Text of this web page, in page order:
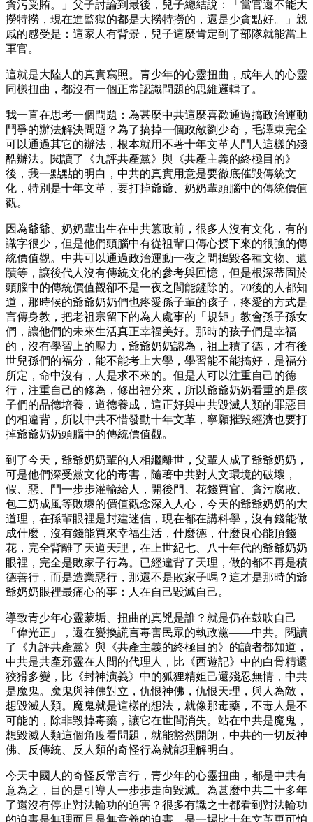
貪污受賄。」父子討論到最後，兒子總結說：「當官還不能大
撈特撈，現在進監獄的都是大撈特撈的，還是少貪點好。」親
戚的感受是：這家人有背景，兒子這麼肯定到了部隊就能當上
軍官。
這就是大陸人的真實寫照。青少年的心靈扭曲，成年人的心靈
同樣扭曲，都沒有一個正常認識問題的思維邏輯了。
我一直在思考一個問題：為甚麼中共這麼喜歡通過搞政治運動
鬥爭的辦法解決問題？為了搞掉一個政敵劉少奇，毛澤東完全
可以通過其它的辦法，根本就用不著十年文革人鬥人這樣的殘
酷辦法。閱讀了《九評共產黨》與《共產主義的終極目的》
後，我一點點的明白，中共的真實用意是要徹底催毀傳統文
化，特別是十年文革，要打掉爺爺、奶奶輩頭腦中的傳統價值
觀。
因為爺爺、奶奶輩出生在中共篡政前，很多人沒有文化，有的
識字很少，但是他們頭腦中有從祖輩口傳心授下來的很強的傳
統價值觀。中共可以通過政治運動一夜之間搗毀各種文物、遺
蹟等，讓後代人沒有傳統文化的參考與回憶，但是根深蒂固於
頭腦中的傳統價值觀卻不是一夜之間能鏟除的。70後的人都知
道，那時候的爺爺奶奶們也疼愛孫子輩的孩子，疼愛的方式是
言傳身教，把老祖宗留下的為人處事的「規矩」教會孫子孫女
們，讓他們的未來生活真正幸福美好。那時的孩子們是幸福
的，沒有學習上的壓力，爺爺奶奶認為，祖上積了德，才有後
世兒孫們的福分，能不能考上大學，學習能不能搞好，是福分
所定，命中沒有，人是求不來的。但是人可以注重自己的德
行，注重自己的修為，修出福分來，所以爺爺奶奶看重的是孩
子們的品德培養，道德養成，這正好與中共毀滅人類的罪惡目
的相違背，所以中共不惜發動十年文革，寧願摧毀經濟也要打
掉爺爺奶奶頭腦中的傳統價值觀。
到了今天，爺爺奶奶輩的人相繼離世，父輩人成了爺爺奶奶，
可是他們深受黨文化的毒害，隨著中共對人文環境的破壞，
假、惡、鬥一步步灌輸給人，開後門、花錢買官、貪污腐敗、
包二奶成風等敗壞的價值觀念深入人心，今天的爺爺奶奶的大
道理，在孫輩眼裡是封建迷信，現在都在講科學，沒有錢能做
成什麼，沒有錢能買來幸福生活，什麼德，什麼良心能頂錢
花，完全背離了天道天理，在上世紀七、八十年代的爺爺奶奶
眼裡，完全是敗家子行為。已經違背了天理，做的都不再是積
德善行，而是造業惡行，那還不是敗家子嗎？這才是那時的爺
爺奶奶眼裡最痛心的事：人在自己毀滅自己。
導致青少年心靈蒙垢、扭曲的真兇是誰？就是仍在鼓吹自己
「偉光正」，還在變換謊言毒害民眾的執政黨——中共。閱讀
了《九評共產黨》與《共產主義的終極目的》的讀者都知道，
中共是共產邪靈在人間的代理人，比《西遊記》中的白骨精還
狡猾多變，比《封神演義》中的狐狸精妲己還殘忍無情，中共
是魔鬼。魔鬼與神佛對立，仇恨神佛，仇恨天理，與人為敵，
想毀滅人類。魔鬼就是這樣的想法，就像那毒藥，不毒人是不
可能的，除非毀掉毒藥，讓它在世間消失。站在中共是魔鬼，
想毀滅人類這個角度看問題，就能豁然開朗，中共的一切反神
佛、反傳統、反人類的奇怪行為就能理解明白。
今天中國人的奇怪反常言行，青少年的心靈扭曲，都是中共有
意為之，目的是引導人一步步走向毀滅。為甚麼中共二十多年
了還沒有停止對法輪功的迫害？很多有識之士都看到對法輪功
的迫害是無理而且是無意義的迫害，是一場比十年文革更可怕